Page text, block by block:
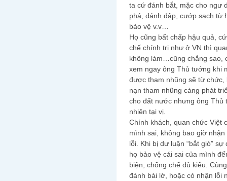
ta cứ đánh bắt, mặc cho ngư
phá, đánh đập, cướp sạch từ
bảo vệ v.v…
Họ cũng bất chấp hậu quả,
chế chính trị như ở VN thì
không làm…cũng chẳng sao,
xem ngay ông Thủ tướng khi
được tham nhũng sẽ từ
nạn tham nhũng càng phát
cho đất nước nhưng ông Thủ
nhiên tại vị.
Chính khách, quan chức Việt
mình sai, không bao giờ
lỗi. Khi bị dư luận “bắt giò”
họ bảo vệ cái sai của mình
biện, chống chế đủ kiểu.
đánh bài lờ, hoặc có nhận lỗi